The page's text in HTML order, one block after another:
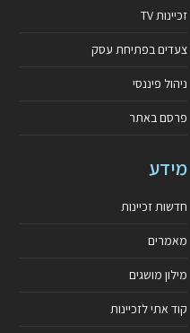
זכיינות TV
צעדים בפתיחת עסק
ניהול פיננסי
פרסם באתר
מידע
חדשות זכיינות
מאמרים
מילון מושגים
קוד אתי לזכיינות